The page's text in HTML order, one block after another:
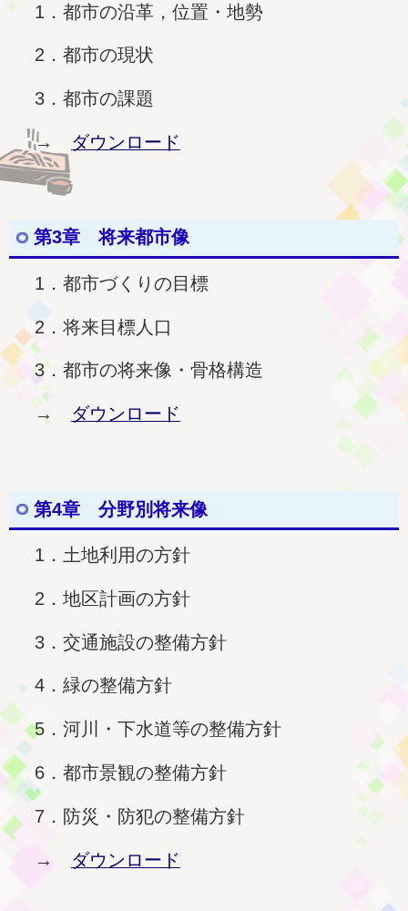
1．都市の沿革，位置・地勢
2．都市の現状
3．都市の課題
→ ダウンロード
第3章 将来都市像
1．都市づくりの目標
2．将来目標人口
3．都市の将来像・骨格構造
→ ダウンロード
第4章 分野別将来像
1．土地利用の方針
2．地区計画の方針
3．交通施設の整備方針
4．緑の整備方針
5．河川・下水道等の整備方針
6．都市景観の整備方針
7．防災・防犯の整備方針
→ ダウンロード